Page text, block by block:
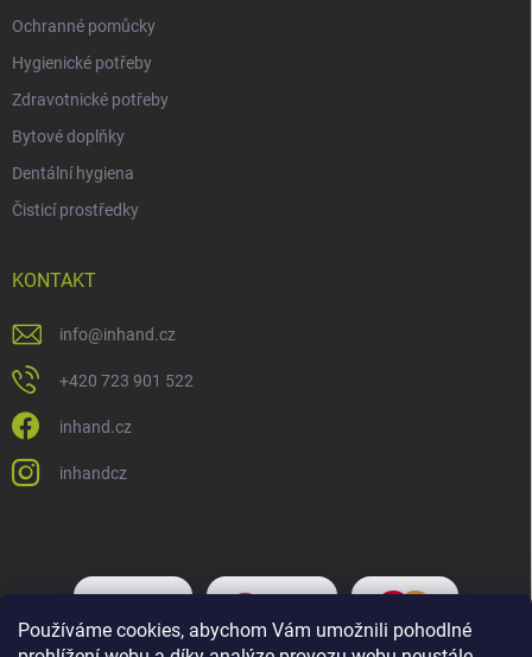
Používáme cookies, abychom Vám umožnili pohodlné
Ochranné pomůcky
Hygienické potřeby
Zdravotnické potřeby
Bytové doplňky
Dentální hygiena
Čisticí prostředky
KONTAKT
info@inhand.cz
+420 723 901 522
inhand.cz
inhandcz